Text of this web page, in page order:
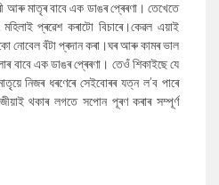
আৰু মাতৃৰ বাবে এক ডাঙৰ প্ৰেৰণা। তেখেতে
প্ৰৱেশ কৰাটো বিচাৰে।কেৱল এয়াই
নোবেল বঁটা প্ৰদান কৰা।ঘৰ আৰু কামৰ ভাল
বাবে এক ডাঙৰ প্ৰেৰণা। তেওঁ শিকাইছে যে
নিজৰ ধৰণেৰে সেইবোৰৰ যত্ন ল’ব পাৰে
থকাৰ লগতে সপোন পূৰণ কৰাৰ সম্পূৰ্ণ